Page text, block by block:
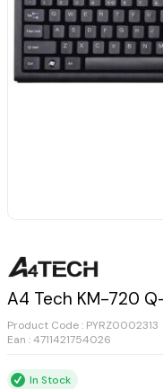
A4 Tech KM-720
Product Code : PYRZ0002313
Ean : 4711421754026
In Stock